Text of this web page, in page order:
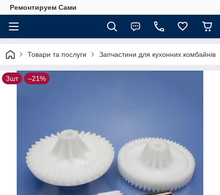
Ремонтируем Сами
Товари та послуги Запчастини для кухонних комбайнів
3шт –21%